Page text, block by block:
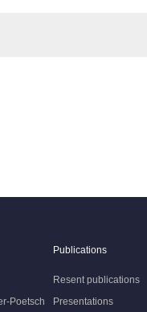
Poetsch
Publications
Resent publications
Presentations